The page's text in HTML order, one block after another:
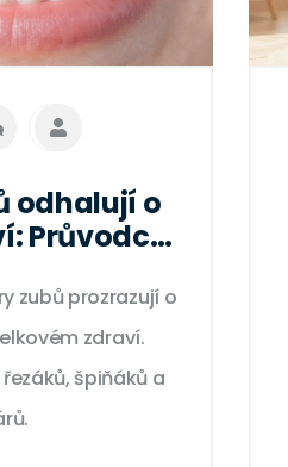
odhalují o
Průvodce
zubů prozrazují o
zdraví.
špiňáků a